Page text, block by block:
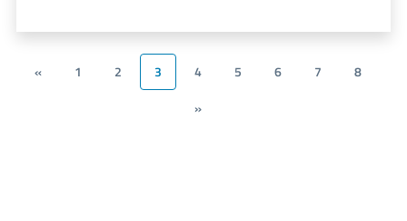
« 1 2 3 4 5 6 7
8
»